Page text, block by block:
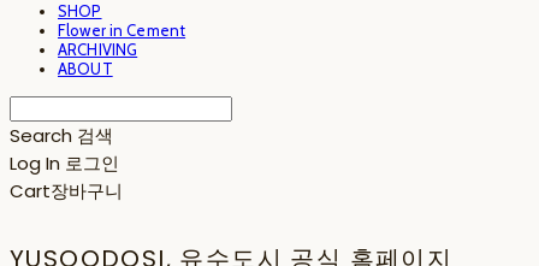
SHOP
Flower in Cement
ARCHIVING
ABOUT
Search 검색
Log In 로그인
Cart장바구니
YUSOODOSI, 유수도시 공식 홈페이지